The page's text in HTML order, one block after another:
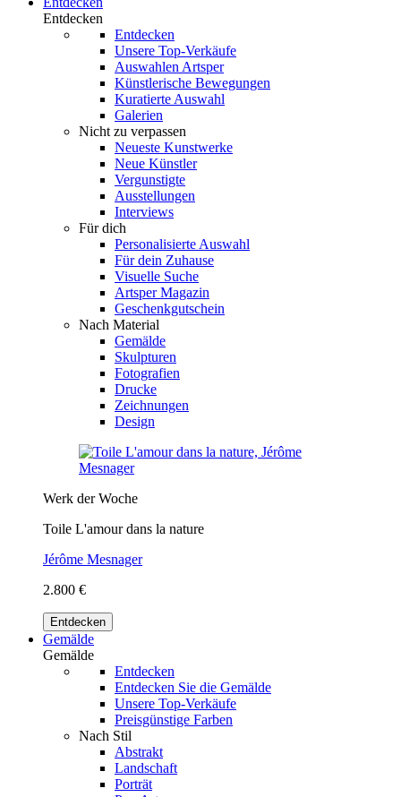
Entdecken
Entdecken
Unsere Top-Verkäufe
Auswahlen Artsper
Künstlerische Bewegungen
Kuratierte Auswahl
Galerien
Nicht zu verpassen
Neueste Kunstwerke
Neue Künstler
Vergunstigte
Ausstellungen
Interviews
Für dich
Personalisierte Auswahl
Für dein Zuhause
Visuelle Suche
Artsper Magazin
Geschenkgutschein
Nach Material
Gemälde
Skulpturen
Fotografien
Drucke
Zeichnungen
Design
Werk der Woche
Toile L'amour dans la nature
Jérôme Mesnager
2.800 €
Entdecken
Gemälde
Gemälde
Entdecken
Entdecken Sie die Gemälde
Unsere Top-Verkäufe
Preisgünstige Farben
Nach Stil
Abstrakt
Landschaft
Porträt